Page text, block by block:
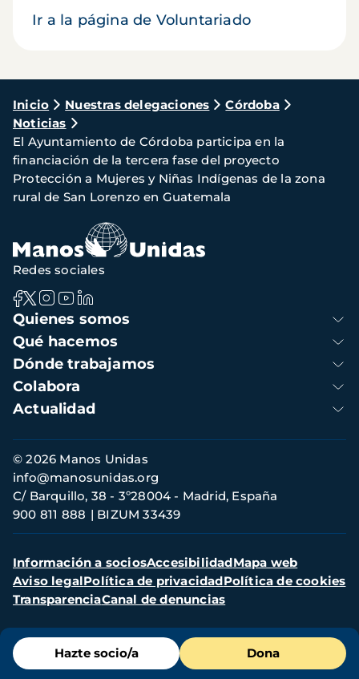
Ir a la página de Voluntariado
Ruta
de
navegación
Inicio Nuestras delegaciones
Córdoba
Noticias
El Ayuntamiento de Córdoba participa en la
financiación de la tercera fase del proyecto
Protección a Mujeres y Niñas Indígenas de la zona
rural de San Lorenzo en Guatemala
Menú
de
Hazte socio/a Dona
Navegación
principal
Quienes somos
Qué hacemos
Dónde trabajamos
Colabora
Actualidad
Redes sociales
Información
de
contacto
© 2026 Manos Unidas
C/ Barquillo, 38 - 3º28004 - Madrid, España
900 811 888
BIZUM 33439
info@manosunidas.org
Menú
secundario
Información a sociosAccesibilidadMapa web
Aviso legalPolítica de privacidadPolítica de cookies
TransparenciaCanal de denuncias